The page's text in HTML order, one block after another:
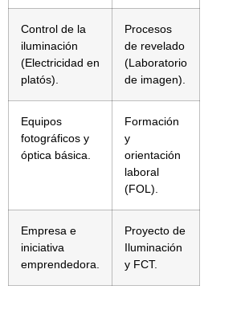
Control de la
iluminación
(Electricidad en
platós).
Procesos
de revelado
(Laboratorio
de imagen).
Equipos
fotográficos y
óptica básica.
Formación
y
orientación
laboral
(FOL).
Empresa e
iniciativa
emprendedora.
Proyecto de
Iluminación
y FCT.